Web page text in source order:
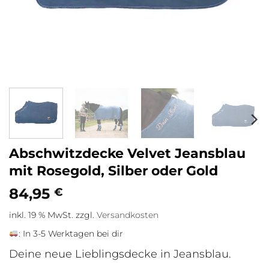
Abschwitzdecke Velvet Jeansblau
mit Rosegold, Silber oder Gold
84,95 €
inkl. 19 % MwSt. zzgl. Versandkosten
: In 3-5 Werktagen bei dir
Deine neue Lieblingsdecke in Jeansblau.